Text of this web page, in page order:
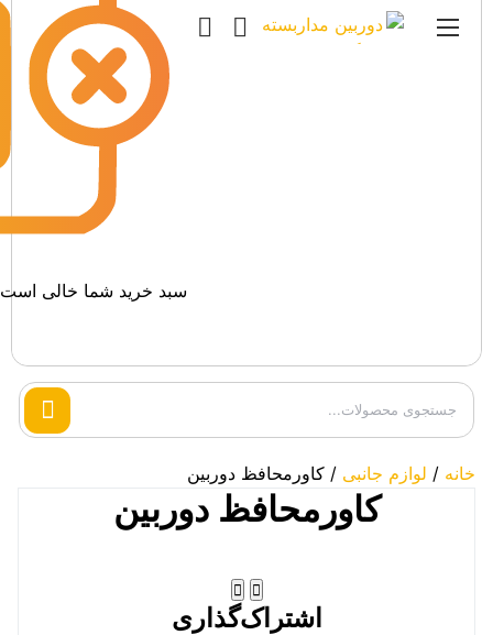
سبد خرید شما خالی
Search
خانه / لوازم جانبی / کاورمحافظ دوربین
کاورمحافظ دوربین
اشتراک‌گذاری